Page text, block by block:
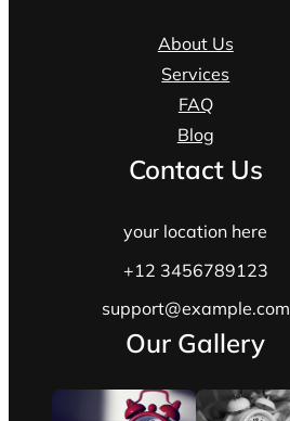
About Us
Services
FAQ
Blog
Contact Us
your location here
+12 3456789123
support@example.com
Our Gallery